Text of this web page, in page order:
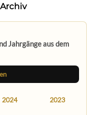
Jahrgänge aus dem
2024 2023